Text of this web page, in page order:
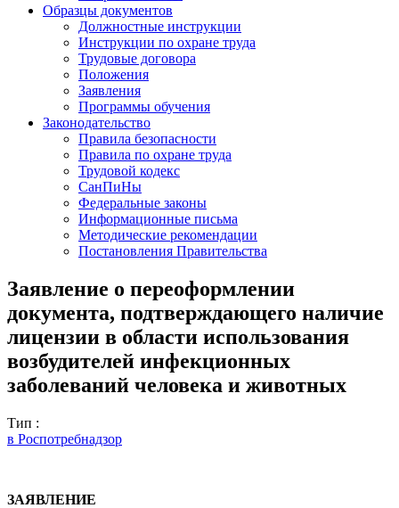
Образцы документов
Должностные инструкции
Инструкции по охране труда
Трудовые договора
Положения
Заявления
Программы обучения
Законодательство
Правила безопасности
Правила по охране труда
Трудовой кодекс
СанПиНы
Федеральные законы
Информационные письма
Методические рекомендации
Постановления Правительства
Заявление о переоформлении
документа, подтверждающего наличие
лицензии в области использования
возбудителей инфекционных
заболеваний человека и животных
Тип :
в Роспотребнадзор
ЗАЯВЛЕНИЕ